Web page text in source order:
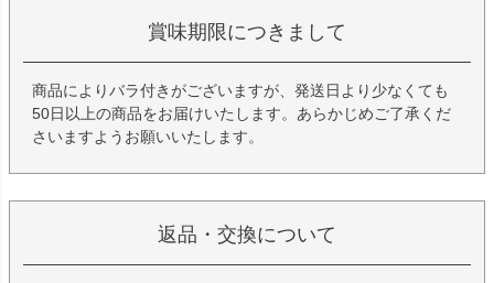
賞味期限につきまして
商品によりバラ付きがございますが、発送日より少なくても
50日以上の商品をお届けいたします。あらかじめご了承くだ
さいますようお願いいたします。
返品・交換について